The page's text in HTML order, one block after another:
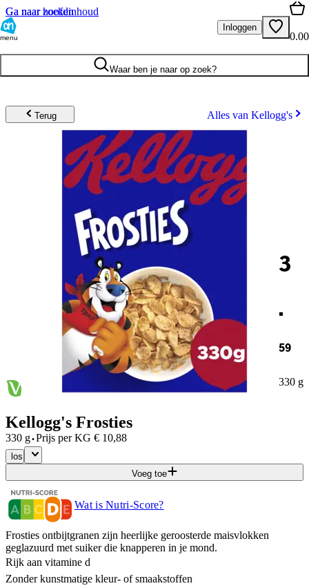
Ga naar hoofdinhoud
Ga naar zoeken
menu
Inloggen
0.00
Waar ben je naar op zoek?
Terug Alles van Kellogg's
3
.
59
330 g
Kellogg's Frosties
330 g·Prijs per KG € 10,88
los
Voeg toe
Wat is Nutri-Score?
Frosties ontbijtgranen zijn heerlijke geroosterde maisvlokken
geglazuurd met suiker die knapperen in je mond.
Rijk aan vitamine d
Zonder kunstmatige kleur- of smaakstoffen